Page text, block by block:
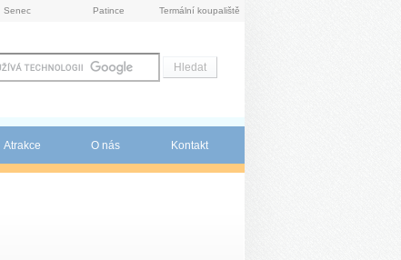
Senec Patince Termální koupaliště
Atrakce O nás Kontakt